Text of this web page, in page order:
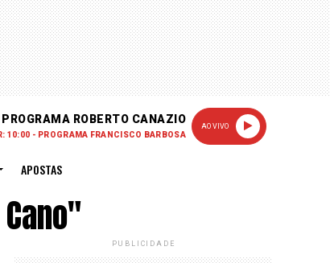
PROGRAMA ROBERTO CANAZIO
10:00 - PROGRAMA FRANCISCO BARBOSA
AO VIVO
APOSTAS
PUBLICIDADE